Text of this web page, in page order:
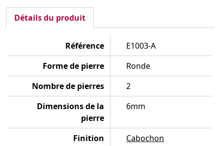
Détails du produit
Référence
E1003-A
Forme de pierre
Ronde
Nombre de pierres
2
Dimensions de la
pierre
6mm
Finition
Cabochon